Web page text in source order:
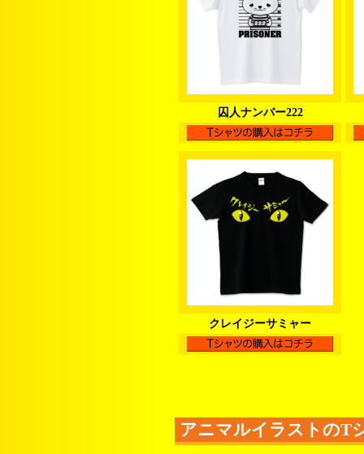
囚人ナンバー222
クレイジーサミャー
アニマルイラストのT